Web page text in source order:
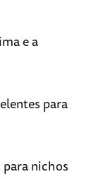
e a
para
nichos